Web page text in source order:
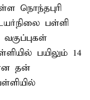
நொந்தபுரி
பள்ளி
பயிலும் 14
தன்